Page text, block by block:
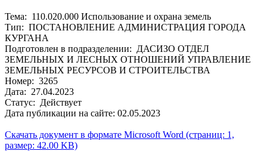
Тема: 110.020.000 Использование и охрана земель
Тип: ПОСТАНОВЛЕНИЕ АДМИНИСТРАЦИЯ ГОРОДА
КУРГАНА
Подготовлен в подразделении: ДАСИЗО ОТДЕЛ
ЗЕМЕЛЬНЫХ И ЛЕСНЫХ ОТНОШЕНИЙ УПРАВЛЕНИЕ
ЗЕМЕЛЬНЫХ РЕСУРСОВ И СТРОИТЕЛЬСТВА
Номер: 3265
Дата: 27.04.2023
Статус: Действует
Дата публикации на сайте: 02.05.2023
Скачать документ в формате Microsoft Word (страниц: 1,
размер: 42.00 KB)